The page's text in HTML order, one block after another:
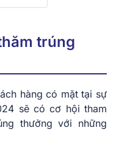
trúng
hàng có mặt tại sự
sẽ có cơ hội tham
thưởng với những